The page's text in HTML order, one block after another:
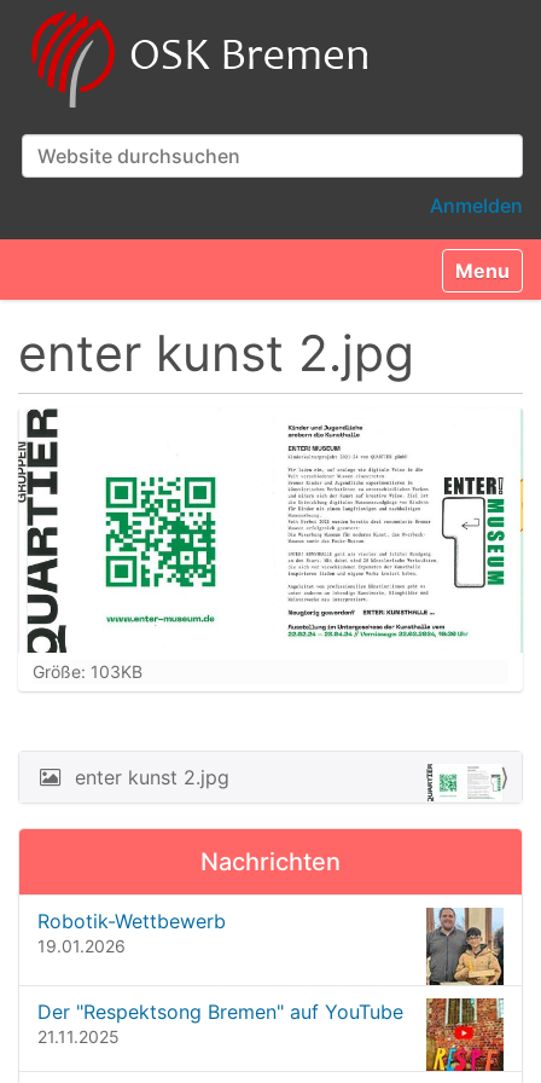
Website durchsuchen
Anmelden
Toggle
enter kunst 2.jpg
Z
e
e
B
n
v
l
e
Größe: 103KB
N
g
a
t
i
enter kunst 2.jpg
Nachrichten
Robotik-Wettbewerb
19.01.2026
Der "Respektsong Bremen" auf YouTube
21.11.2025